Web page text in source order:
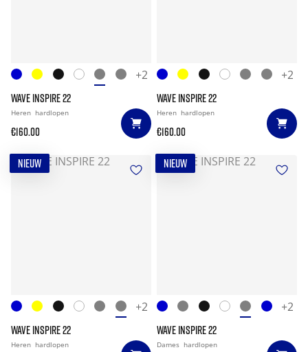
+2
WAVE INSPIRE 22
Heren hardlopen
€160.00
+2
WAVE INSPIRE 22
Heren hardlopen
€160.00
NIEUW
+2
WAVE INSPIRE 22
Heren hardlopen
NIEUW
+2
WAVE INSPIRE 22
Dames hardlopen